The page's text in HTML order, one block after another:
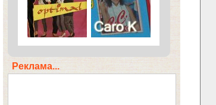
Реклама...